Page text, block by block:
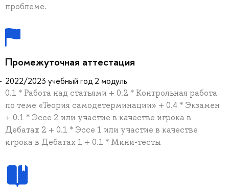
проблеме.
Промежуточная аттестация
2022/2023 учебный год 2 модуль
0.1 * Работа над статьями + 0.2 * Контрольная работа
по теме «Теория самодетерминации» + 0.4 * Экзамен
+ 0.1 * Эссе 2 или участие в качестве игрока в
Дебатах 2 + 0.1 * Эссе 1 или участие в качестве
игрока в Дебатах 1 + 0.1 * Мини-тесты